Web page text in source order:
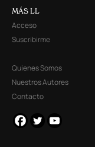
MÁS LL
Acceso
Suscribirme
Quienes Somos
Nuestros Autores
Contacto